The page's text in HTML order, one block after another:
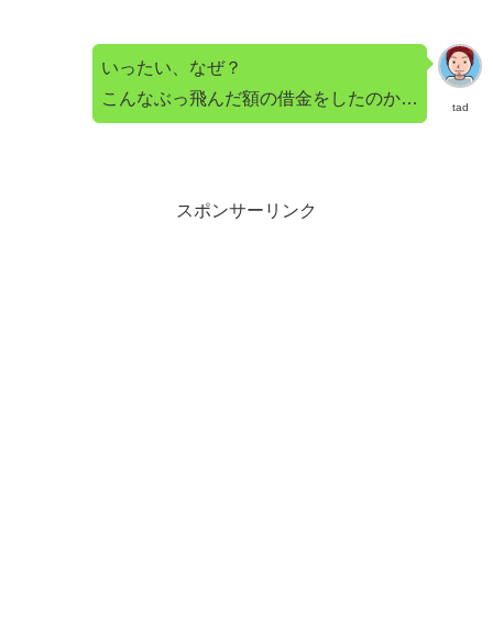
tad
いったい、なぜ？
こんなぶっ飛んだ額の借金をしたのか…
スポンサーリンク